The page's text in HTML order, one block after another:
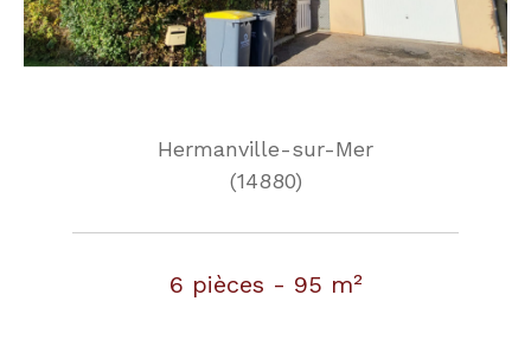
Hermanville-sur-Mer
(14880)
6 pièces - 95 m²